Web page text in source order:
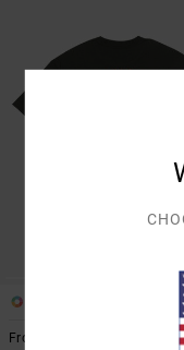
Frond Mural